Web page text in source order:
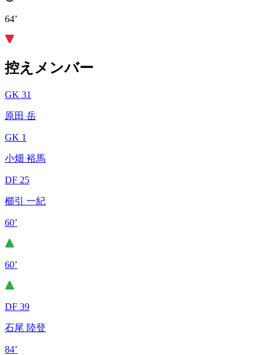
64’
控えメンバー
GK 31
原田 岳
GK 1
小畑 裕馬
DF 25
櫛引 一紀
60’
60’
DF 39
石尾 陸登
84’